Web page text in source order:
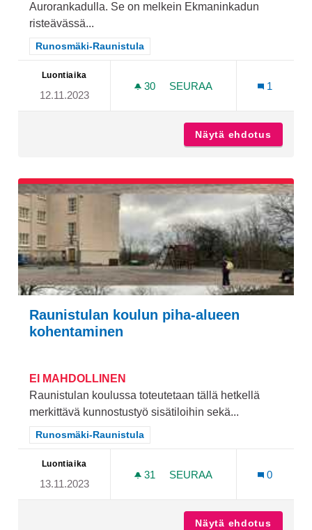
Aurorankadulla. Se on melkein Ekmaninkadun
risteävässä...
Rajaa tulokset teeman mukaan: Runosmäki-Raunistula
Runosmäki-Raunistula
Luontiaika
12.11.2023
30 30 SEURAAJAA
SEURAA
1
Näytä ehdotus
Raunistulan koulun piha-alueen
kohentaminen
EI MAHDOLLINEN
Raunistulan koulussa toteutetaan tällä hetkellä
merkittävä kunnostustyö sisätiloihin sekä...
Rajaa tulokset teeman mukaan: Runosmäki-Raunistula
Runosmäki-Raunistula
Luontiaika
13.11.2023
31 31 SEURAAJAA
SEURAA
0
Näytä ehdotus